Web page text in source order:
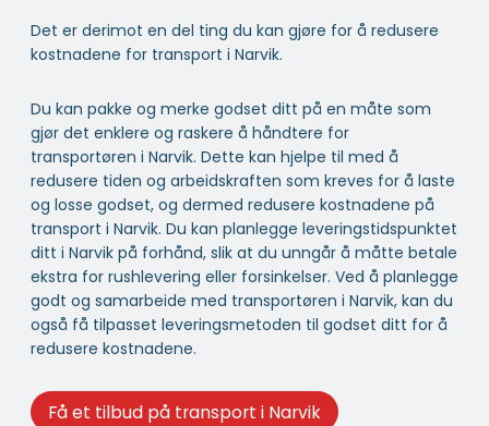
Det er derimot en del ting du kan gjøre for å redusere
kostnadene for transport i Narvik.
Du kan pakke og merke godset ditt på en måte som
gjør det enklere og raskere å håndtere for
transportøren i Narvik. Dette kan hjelpe til med å
redusere tiden og arbeidskraften som kreves for å laste
og losse godset, og dermed redusere kostnadene på
transport i Narvik. Du kan planlegge leveringstidspunktet
ditt i Narvik på forhånd, slik at du unngår å måtte betale
ekstra for rushlevering eller forsinkelser. Ved å planlegge
godt og samarbeide med transportøren i Narvik, kan du
også få tilpasset leveringsmetoden til godset ditt for å
redusere kostnadene.
Få et tilbud på transport i Narvik